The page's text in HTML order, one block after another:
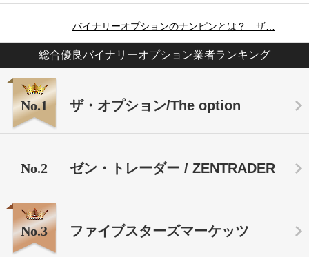
バイナリーオプションのナンピンとは？ ザ…
総合優良バイナリーオプション業者ランキング
No.1 ザ・オプション/The option
No.2 ゼン・トレーダー / ZENTRADER
No.3 ファイブスターズマーケッツ